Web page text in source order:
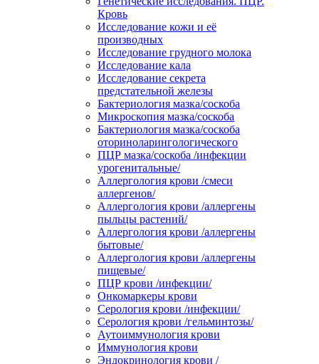
Кровь
Исследование кожи и её
производных
Исследование грудного молока
Исследование кала
Исследование секрета
предстательной железы
Бактериология мазка/соскоба
Микроскопия мазка/соскоба
Бактериология мазка/соскоба
оториноларингологического
ПЦР мазка/соскоба /инфекции
урогенитальные/
Аллергология крови /смеси
аллергенов/
Аллергология крови /аллергены
пыльцы растений/
Аллергология крови /аллергены
бытовые/
Аллергология крови /аллергены
пищевые/
ПЦР крови /инфекции/
Онкомаркеры крови
Серология крови /инфекции/
Серология крови /гельминтозы/
Аутоиммунология крови
Иммунология крови
Эндокринология крови /